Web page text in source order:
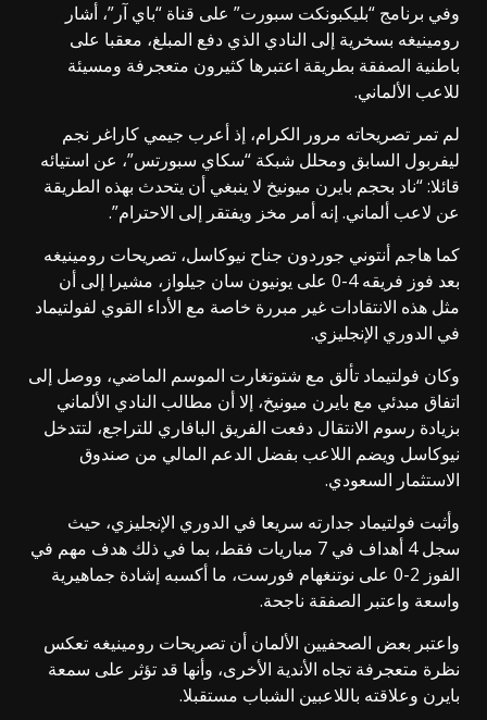
وفي برنامج “بليكبونكت سبورت” على قناة “باي آر”، أشار
رومينيغه بسخرية إلى النادي الذي دفع المبلغ، معقبا على
باطنية الصفقة بطريقة اعتبرها كثيرون متعجرفة ومسيئة
للاعب الألماني.
لم تمر تصريحاته مرور الكرام، إذ أعرب جيمي كاراغر نجم
ليفربول السابق ومحلل شبكة “سكاي سبورتس”، عن استيائه
قائلا: “ناد بحجم بايرن ميونيخ لا ينبغي أن يتحدث بهذه الطريقة
عن لاعب ألماني. إنه أمر مخز ويفتقر إلى الاحترام”.
كما هاجم أنتوني جوردون جناح نيوكاسل، تصريحات رومينيغه
بعد فوز فريقه 4-0 على يونيون سان جيلواز، مشيرا إلى أن
مثل هذه الانتقادات غير مبررة خاصة مع الأداء القوي لفولتيماد
في الدوري الإنجليزي.
وكان فولتيماد تألق مع شتوتغارت الموسم الماضي، ووصل إلى
اتفاق مبدئي مع بايرن ميونيخ، إلا أن مطالب النادي الألماني
بزيادة رسوم الانتقال دفعت الفريق البافاري للتراجع، لتتدخل
نيوكاسل ويضم اللاعب بفضل الدعم المالي من صندوق
الاستثمار السعودي.
وأثبت فولتيماد جدارته سريعا في الدوري الإنجليزي، حيث
سجل 4 أهداف في 7 مباريات فقط، بما في ذلك هدف مهم في
الفوز 2-0 على نوتنغهام فورست، ما أكسبه إشادة جماهيرية
واسعة واعتبر الصفقة ناجحة.
واعتبر بعض الصحفيين الألمان أن تصريحات رومينيغه تعكس
نظرة متعجرفة تجاه الأندية الأخرى، وأنها قد تؤثر على سمعة
بايرن وعلاقته باللاعبين الشباب مستقبلا.